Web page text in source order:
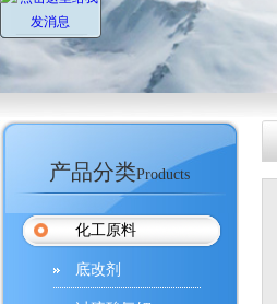
产品分类Products
化工原料
底改剂